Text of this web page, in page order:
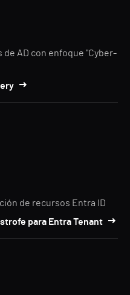
AD con enfoque "Cyber-
de recursos Entra ID
para Entra Tenant